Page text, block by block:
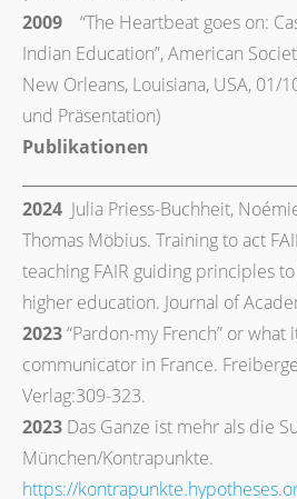
2009
“The Heartbeat goes on:
Indian Education”, American
New Orleans, Louisiana, USA, 01/
und Präsentation)
Publikationen
2024 Julia Priess-Buchheit,
Thomas Möbius. Training to act
teaching FAIR guiding principles
higher education. Journal of
2023“Pardon-my French” or what
communicator in France.
Verlag:309-323.
2023 Das Ganze ist mehr als die
München/Kontrapunkte.
https://